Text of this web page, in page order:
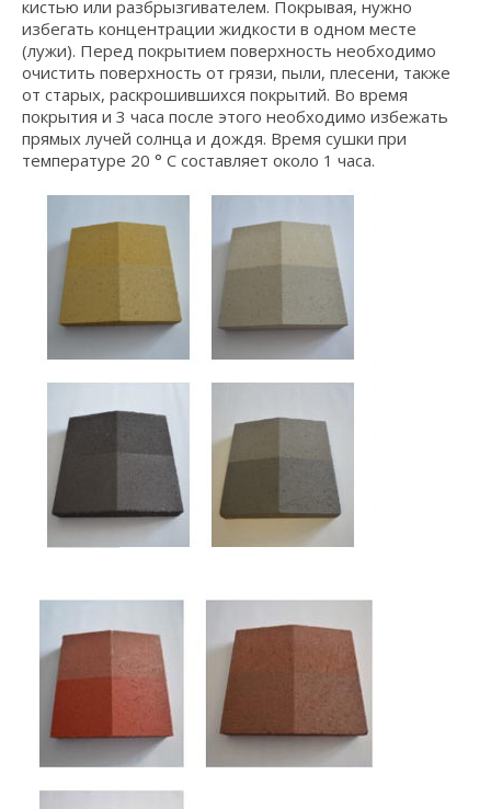
кистью или разбрызгивателем. Покрывая, нужно
избегать концентрации жидкости в одном месте
(лужи). Перед покрытием поверхность необходимо
очистить поверхность от грязи, пыли, плесени, также
от старых, раскрошившихся покрытий. Во время
покрытия и 3 часа после этого необходимо избежать
прямых лучей солнца и дождя. Время сушки при
температуре 20 ° C составляет около 1 часа.